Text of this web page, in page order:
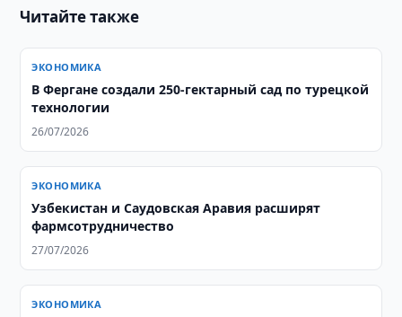
Читайте также
ЭКОНОМИКА
В Фергане создали 250-гектарный сад по турецкой
технологии
26/07/2026
ЭКОНОМИКА
​​​​​​​Узбекистан и Саудовская Аравия расширят
фармсотрудничество
27/07/2026
ЭКОНОМИКА